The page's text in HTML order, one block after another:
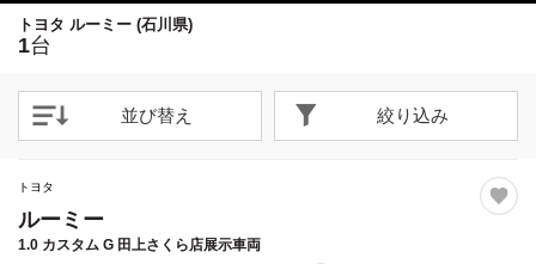
トヨタ ルーミー (石川県)
1台
並び替え 絞り込み
トヨタ
ルーミー
1.0 カスタム G 田上さくら店展示車両